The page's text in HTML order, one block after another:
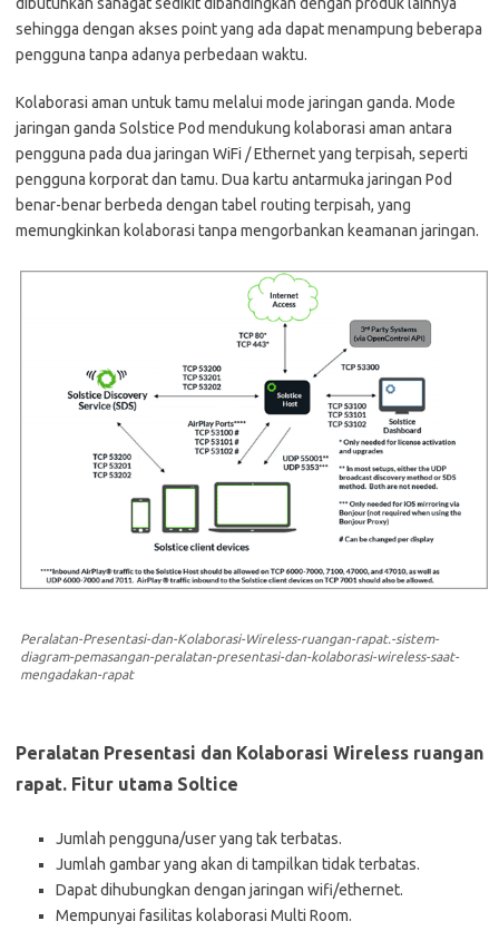
sehingga dengan akses point yang ada dapat menampung beberapa
pengguna tanpa adanya perbedaan waktu.
Kolaborasi aman untuk tamu melalui mode jaringan ganda. Mode
jaringan ganda Solstice Pod mendukung kolaborasi aman antara
pengguna pada dua jaringan WiFi / Ethernet yang terpisah, seperti
pengguna korporat dan tamu. Dua kartu antarmuka jaringan Pod
benar-benar berbeda dengan tabel routing terpisah, yang
memungkinkan kolaborasi tanpa mengorbankan keamanan jaringan.
Peralatan-Presentasi-dan-Kolaborasi-Wireless-ruangan-rapat.-sistem-
diagram-pemasangan-peralatan-presentasi-dan-kolaborasi-wireless-saat-
mengadakan-rapat
Peralatan Presentasi dan Kolaborasi Wireless ruangan
rapat. Fitur utama Soltice
Jumlah pengguna/user yang tak terbatas.
Jumlah gambar yang akan di tampilkan tidak terbatas.
Dapat dihubungkan dengan jaringan wifi/ethernet.
Mempunyai fasilitas kolaborasi Multi Room.